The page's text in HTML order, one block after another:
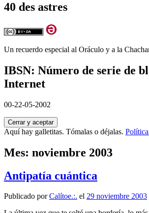
40 des astres
Un recuerdo especial al Oráculo y a la
IBSN: Número de serie de
Internet
00-22-05-2002
Aquí hay galletitas. Tómalas o déjalas.
Mes: noviembre 2003
Antipatía cuántica
Publicado porCalítoe.:. el 29 noviembre 2003